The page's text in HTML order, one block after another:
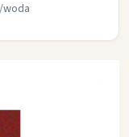
woda